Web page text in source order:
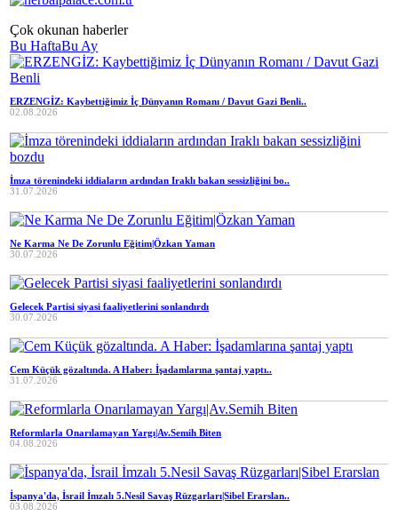
Çok okunan haberler
Bu HaftaBu Ay
ERZENGİZ: Kaybettiğimiz İç Dünyanın Romanı / Davut Gazi Benli..
02.08.2026
İmza törenindeki iddiaların ardından Iraklı bakan sessizliğini bo..
31.07.2026
Ne Karma Ne De Zorunlu Eğitim|Özkan Yaman
30.07.2026
Gelecek Partisi siyasi faaliyetlerini sonlandırdı
30.07.2026
Cem Küçük gözaltında. A Haber: İşadamlarına şantaj yaptı..
31.07.2026
Reformlarla Onarılamayan Yargı|Av.Semih Biten
04.08.2026
İspanya'da, İsrail İmzalı 5.Nesil Savaş Rüzgarları|Sibel Erarslan..
03.08.2026